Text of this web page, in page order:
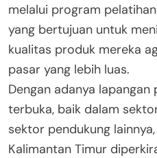
melalui program
yang bertujuan untuk
kualitas produk mereka
pasar yang lebih luas.
Dengan adanya lapangan
terbuka, baik dalam
sektor pendukung
Kalimantan Timur